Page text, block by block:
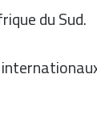
du Sud.